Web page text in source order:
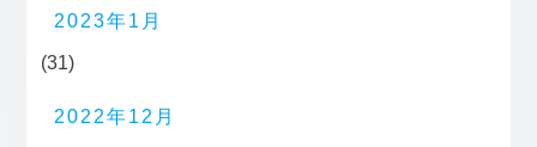
2023年1月
(31)
2022年12月